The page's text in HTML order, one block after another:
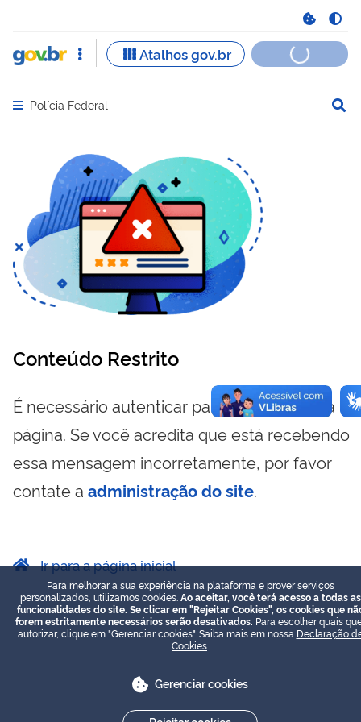
Abrir menu principal de navegação
Polícia Federal
Conteúdo Restrito
É necessário autenticar para visualizar essa
página. Se você acredita que está recebendo
essa mensagem incorretamente, por favor
contate a administração do site.
Ir para a página inicial
Para melhorar a sua experiência na plataforma e prover serviços
personalizados, utilizamos cookies. Ao aceitar, você terá acesso a todas as
funcionalidades do site. Se clicar em "Rejeitar Cookies", os cookies que
forem estritamente necessários serão desativados. Para escolher quais
autorizar, clique em "Gerenciar cookies". Saiba mais em nossa Declaração
Cookies
Gerenciar cookies